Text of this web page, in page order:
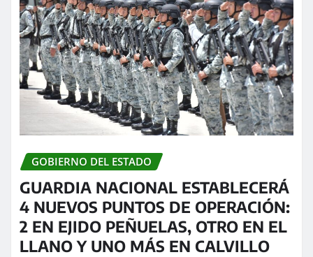
GOBIERNO DEL ESTADO
GUARDIA NACIONAL ESTABLECERÁ
4 NUEVOS PUNTOS DE OPERACIÓN:
2 EN EJIDO PEÑUELAS, OTRO EN EL
LLANO Y UNO MÁS EN CALVILLO